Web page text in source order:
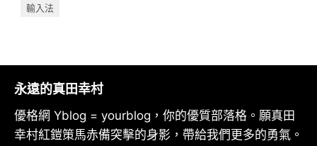
輸入法
永遠的真田幸村
優格網 Yblog = yourblog，你的優質部落格。願真田
幸村紅鎧策馬赤備突擊的身影，帶給我們更多的勇氣。